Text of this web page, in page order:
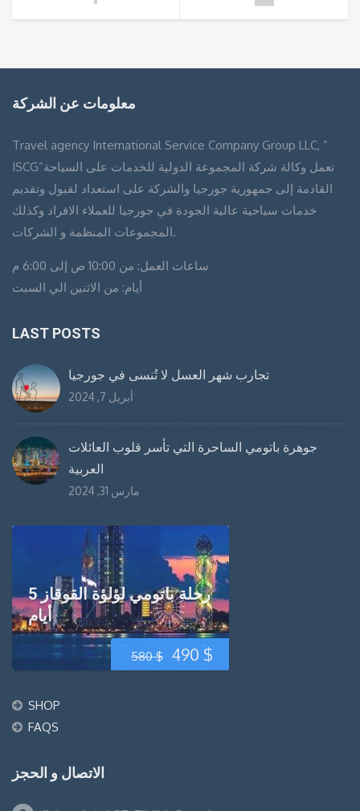
معلومات عن الشركة
Travel agency International Service Company Group LLC, ”
ISCG”تعمل وكالة شركة المجموعة الدولية للخدمات على السياحة
القادمة إلى جمهورية جورجيا والشركة على استعداد لقبول وتقديم
خدمات سياحية عالية الجودة في جورجيا للعملاء الافراد وكذلك
المجموعات المنظمة و الشركات.
ساعات العمل: من 10:00 ص إلى 6:00 م
أيام: من الاثنين الي السبت
LAST POSTS
تجارب شهر العسل لا تُنسى في جورجيا
أبريل 7, 2024
جوهرة باتومي الساحرة التي تأسر قلوب العائلات
العربية
مارس 31, 2024
580$ السعر
490 $
رحلة باتومي لؤلؤة القوقاز 5
أيام
SHOP
FAQS
الاتصال و الحجز